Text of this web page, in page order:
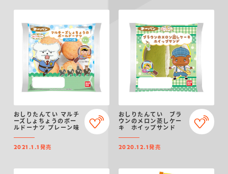
おしりたんてい マルチ
ーズしょちょうのボー
ルドーナツ プレーン味
2021.1.1 発売
おしりたんてい ブラ
ウンのメロン蒸しケー
キ ホイップサンド
2020.12.1発売